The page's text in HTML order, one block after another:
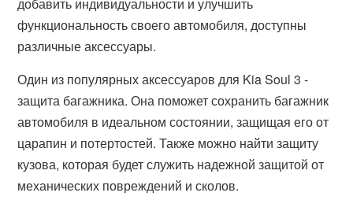
функциональность своего автомобиля, доступны
различные аксессуары.
Один из популярных аксессуаров для Kia Soul 3 -
защита багажника. Она поможет сохранить багажник
автомобиля в идеальном состоянии, защищая его от
царапин и потертостей. Также можно найти защиту
кузова, которая будет служить надежной защитой от
механических повреждений и сколов.